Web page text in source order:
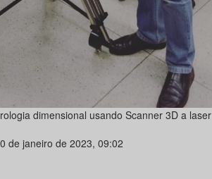
dimensional usando Scanner 3D a laser
de janeiro de 2023, 09:02